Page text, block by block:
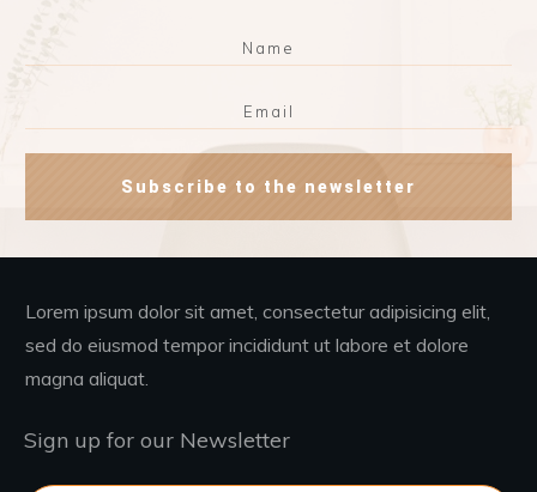
Subscribe to the newsletter
Lorem ipsum dolor sit amet, consectetur adipisicing elit,
sed do eiusmod tempor incididunt ut labore et dolore
magna aliquat.
Sign up for our Newsletter